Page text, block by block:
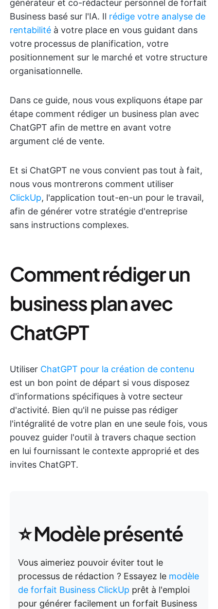
générateur et co-rédacteur personnel de forfait
Business basé sur l'IA. Il rédige votre analyse de
rentabilité à votre place en vous guidant dans
votre processus de planification, votre
positionnement sur le marché et votre structure
organisationnelle.
Dans ce guide, nous vous expliquons étape par
étape comment rédiger un business plan avec
ChatGPT afin de mettre en avant votre
argument clé de vente.
Et si ChatGPT ne vous convient pas tout à fait,
nous vous montrerons comment utiliser
ClickUp, l'application tout-en-un pour le travail,
afin de générer votre stratégie d'entreprise
sans instructions complexes.
Comment rédiger un
business plan avec
ChatGPT
Utiliser ChatGPT pour la création de contenu
est un bon point de départ si vous disposez
d'informations spécifiques à votre secteur
d'activité. Bien qu'il ne puisse pas rédiger
l'intégralité de votre plan en une seule fois, vous
pouvez guider l'outil à travers chaque section
en lui fournissant le contexte approprié et des
invites ChatGPT.
⭐ Modèle présenté
Vous aimeriez pouvoir éviter tout le
processus de rédaction ? Essayez le modèle
de forfait Business ClickUp prêt à l'emploi
pour générer facilement un forfait Business